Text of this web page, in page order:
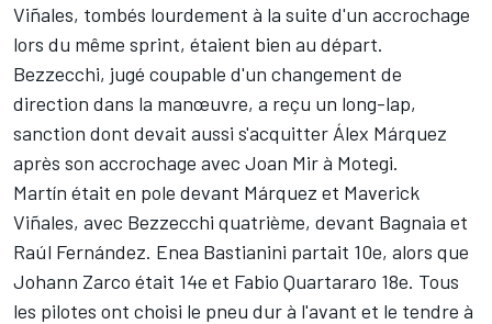
Viñales, tombés lourdement à la suite d'un accrochage
lors du même sprint, étaient bien au départ.
Bezzecchi, jugé coupable d'un changement de
direction dans la manœuvre, a reçu un long-lap,
sanction dont devait aussi s'acquitter Álex Márquez
après son accrochage avec Joan Mirà Motegi.
Martín était en pole devant Márquez et Maverick
Viñales, avec Bezzecchi quatrième, devant Bagnaia et
Raúl Fernández. Enea Bastianini partait 10e, alors que
Johann Zarco était 14e et Fabio Quartararo 18e. Tous
les pilotes ont choisi le pneu dur à l'avant et le tendre à